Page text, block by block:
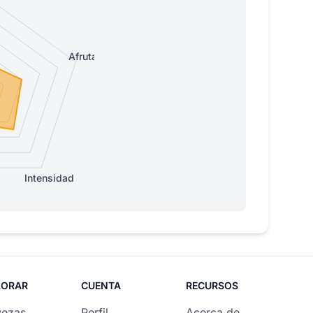
Afrutada
Intensidad
CUENTA RECURSOS